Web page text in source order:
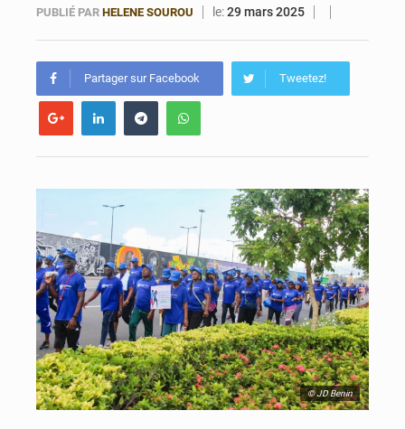
PUBLIÉ PAR HELENE SOUROU le:29 mars 2025
Partager sur Facebook Tweetez!
© JD Benin